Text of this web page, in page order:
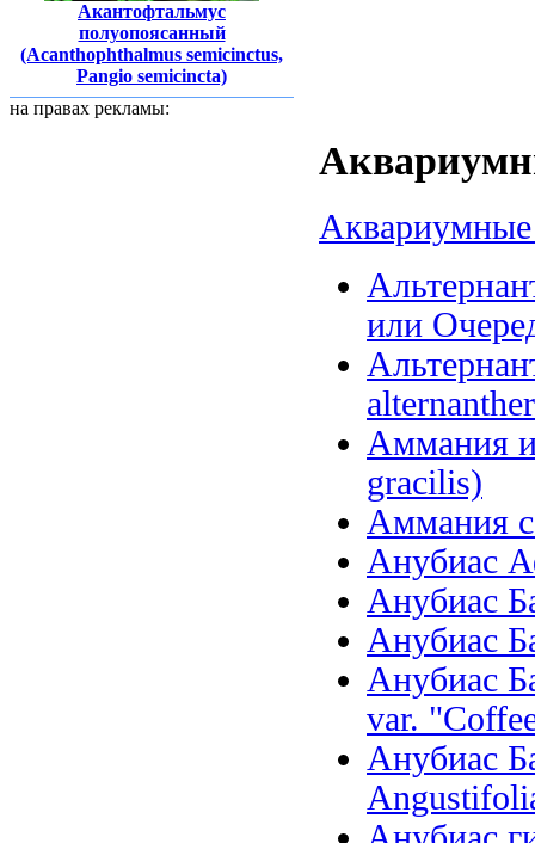
Акантофтальмус
полуопоясанный
(Acanthophthalmus semicinctus,
Pangio semicincta)
на правах рекламы:
Аквариумные
или
Аммания
gracilis)
Аммания
Анубиас
Анубиас
Анубиас
Анубиас
var.
Анубиас